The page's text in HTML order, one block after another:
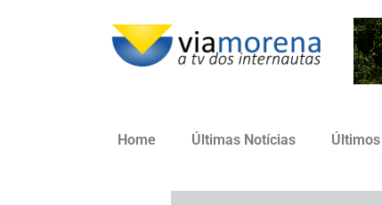
Home Últimas Notícias